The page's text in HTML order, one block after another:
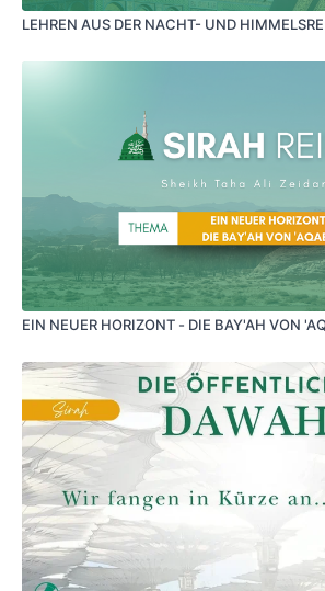
LEHREN AUS DER NACHT- UND
EIN NEUER HORIZONT - DIE BAY'AH VON